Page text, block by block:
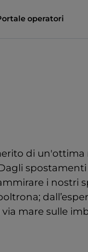
operatori
di un'ottima
i nostri
mare sulle